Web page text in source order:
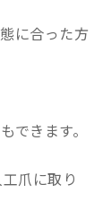
に合った方
できます。
爪に取り